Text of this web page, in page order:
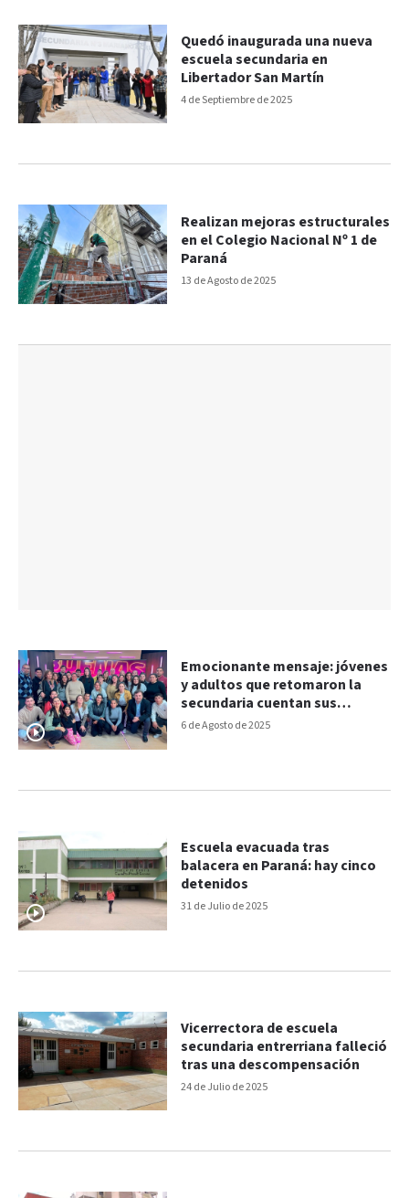
4 de Septiembre de 2025
Quedó inaugurada una nueva
escuela secundaria en
Libertador San Martín
13 de Agosto de 2025
Realizan mejoras estructurales
en el Colegio Nacional Nº 1 de
Paraná
6 de Agosto de 2025
Emocionante mensaje: jóvenes
y adultos que retomaron la
secundaria cuentan sus
historias y alientan a no
31 de Julio de 2025
Escuela evacuada tras
balacera en Paraná: hay cinco
detenidos
24 de Julio de 2025
Vicerrectora de escuela
secundaria entrerriana falleció
tras una descompensación